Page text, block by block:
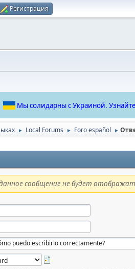
Регистрация
Мы солидарны с Украиной. Узнайте
► Local Forums ► Foro español ►
сообщение не будет